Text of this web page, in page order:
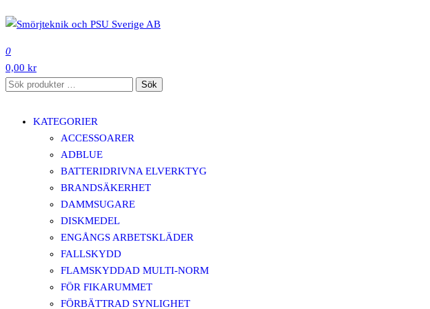
till
innehåll
0
0,00 kr
Sök
Sök
KATEGORIER
ACCESSOARER
ADBLUE
BATTERIDRIVNA ELVERKTYG
BRANDSÄKERHET
DAMMSUGARE
DISKMEDEL
ENGÅNGS ARBETSKLÄDER
FALLSKYDD
FLAMSKYDDAD MULTI-NORM
FÖR FIKARUMMET
FÖRBÄTTRAD SYNLIGHET